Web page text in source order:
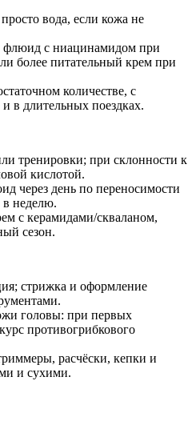
вода, если кожа не
с ниацинамидом при
более питательный крем при
количестве, с
в длительных поездках.
тренировки; при склонности к
кислотой.
через день по переносимости
в неделю.
с керамидами/скваланом,
сезон.
стрижка и оформление
головы: при первых
противогрибкового
расчёски, кепки и
и сухими.